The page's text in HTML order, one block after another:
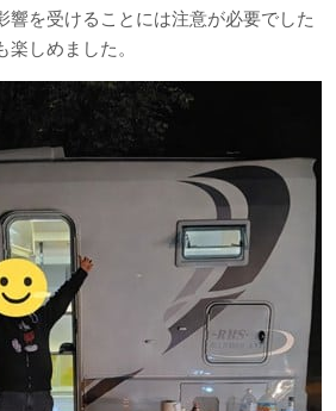
響を受けることには注意が必要でした
しめました。